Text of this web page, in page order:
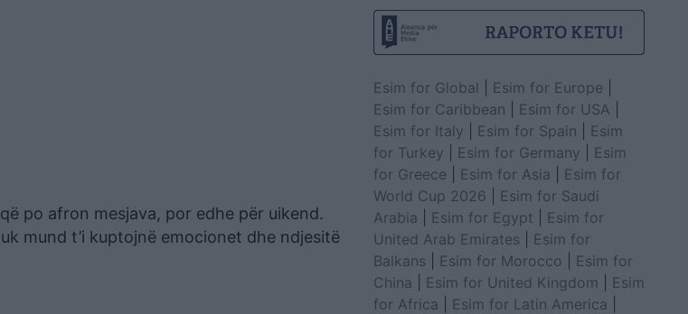
po afron mesjava, por edhe për uikend.
mund t’i kuptojnë emocionet dhe ndjesitë
Esim for Global Esim for Europe
Esim for Caribbean
Esim for USA
Esim for Italy
Esim for Spain
Esim
for Turkey
Esim for Germany
Esim
for Greece
Esim for Asia
Esim for
World Cup 2026
Esim for Saudi
Arabia
Esim for Egypt
Esim for
United Arab Emirates
Esim for
Balkans
Esim for Morocco
Esim for
China
Esim for United Kingdom
Esim
for Africa
Esim for Latin America